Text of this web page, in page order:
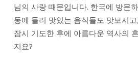
님의 사랑 때문입니다. 한국에 방문
동에 들러 맛있는 음식들도 맛보시
잠시 기도한 후에 아름다운 역사의
지요?